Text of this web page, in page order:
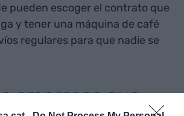
pueden escoger el contrato que
y tener una máquina de café
regulares para que nadie se
empresas que